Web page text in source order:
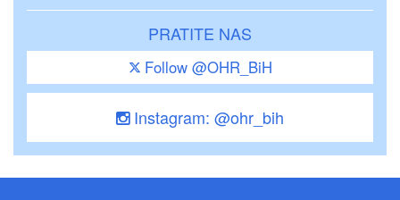
PRATITE NAS
Follow @OHR_BiH
Instagram: @ohr_bih